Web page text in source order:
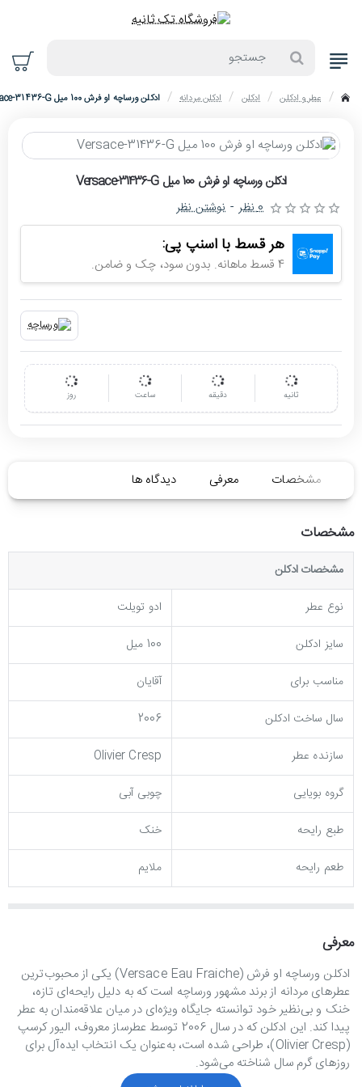
home
عطر و ادکلن ادکلن ادکلن مردانه ادکلن ورساچه او فرش 100 میل Versace-31436-G
اتمام موجودی
ادکلن ورساچه او فرش 100 میل Versace-31436-G
هر قسط با اسنپ پی:
4 قسط ماهانه. بدون سود، چک و ضامن.
0 نظر - نوشتن نظر
روز ساعت دقیقه ثانیه
مشخصات معرفی دیدگاه ها
مشخصات
مشخصات ادکلن
نوع عطر
ادو تویلت
سایز ادکلن
100 میل
مناسب برای
آقایان
سال ساخت ادکلن
2006
سازنده عطر
Olivier Cresp
گروه بویایی
چوبی آبی
طبع رایحه
خنک
طعم رایحه
ملایم
معرفی
ادکلن ورساچه او فرش (Versace Eau Fraiche) یکی از محبوب‌ترین
عطرهای مردانه از برند مشهور ورساچه است که به دلیل رایحه‌ای تازه،
خنک و بی‌نظیر خود توانسته جایگاه ویژه‌ای در میان علاقه‌مندان به عطر
پیدا کند. این ادکلن که در سال 2006 توسط عطرساز معروف، الیور کرسپ
(Olivier Cresp)، طراحی شده است، به‌عنوان یک انتخاب ایده‌آل برای
روزهای گرم سال شناخته می‌شود.